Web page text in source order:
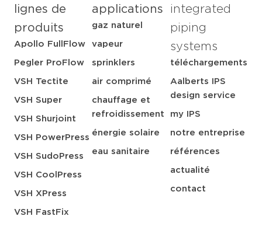
lignes de
produits
Apollo FullFlow
Pegler ProFlow
VSH Tectite
VSH Super
VSH Shurjoint
VSH PowerPress
VSH SudoPress
VSH CoolPress
VSH XPress
VSH FastFix
applications
gaz naturel
vapeur
sprinklers
air comprimé
chauffage et
refroidissement
énergie solaire
eau sanitaire
integrated
piping
systems
téléchargements
Aalberts IPS
design service
my IPS
notre entreprise
références
actualité
contact